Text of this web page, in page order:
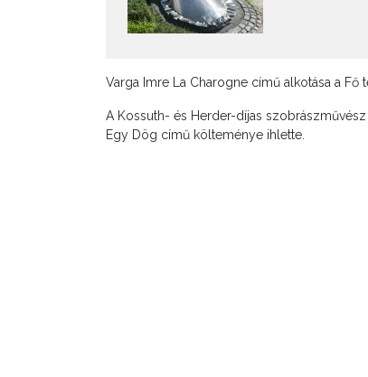
Varga Imre La Charogne című alkotása a Fő
A Kossuth- és Herder-díjas
Egy Dög című költeménye ihlette.